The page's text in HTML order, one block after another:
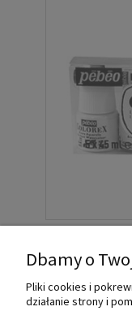
PEBEO Encre
5x45 ml
PEBEO
Dbamy o
Pliki cookies i
działanie strony i